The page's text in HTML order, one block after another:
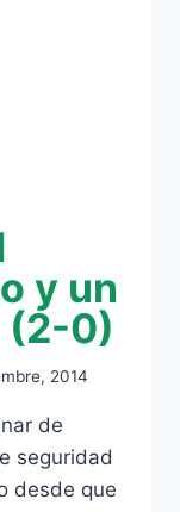
y un
(2-0)
2014
de
seguridad
desde que